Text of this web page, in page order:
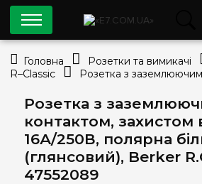
Розетка з
контактом, захистом
16А/250В, полярна
(глянсовий), Berker
47552089
0 800
044
Viber
Головна Розетки та вимикачі
R–Classic